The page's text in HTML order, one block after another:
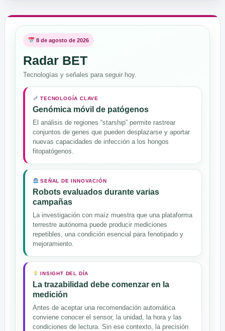
8 de agosto de 2026
Radar BET
Tecnologías y señales para seguir hoy.
TECNOLOGÍA CLAVE
Genómica móvil de patógenos
El análisis de regiones “starship” permite rastrear
conjuntos de genes que pueden desplazarse y aportar
nuevas capacidades de infección a los hongos
fitopatógenos.
SEÑAL DE INNOVACIÓN
Robots evaluados durante varias
campañas
La investigación con maíz muestra que una plataforma
terrestre autónoma puede producir mediciones
repetibles, una condición esencial para fenotipado y
mejoramiento.
INSIGHT DEL DÍA
La trazabilidad debe comenzar en la
medición
Antes de aceptar una recomendación automática
conviene conocer el sensor, la unidad, la hora y las
condiciones de lectura. Sin ese contexto, la precisión